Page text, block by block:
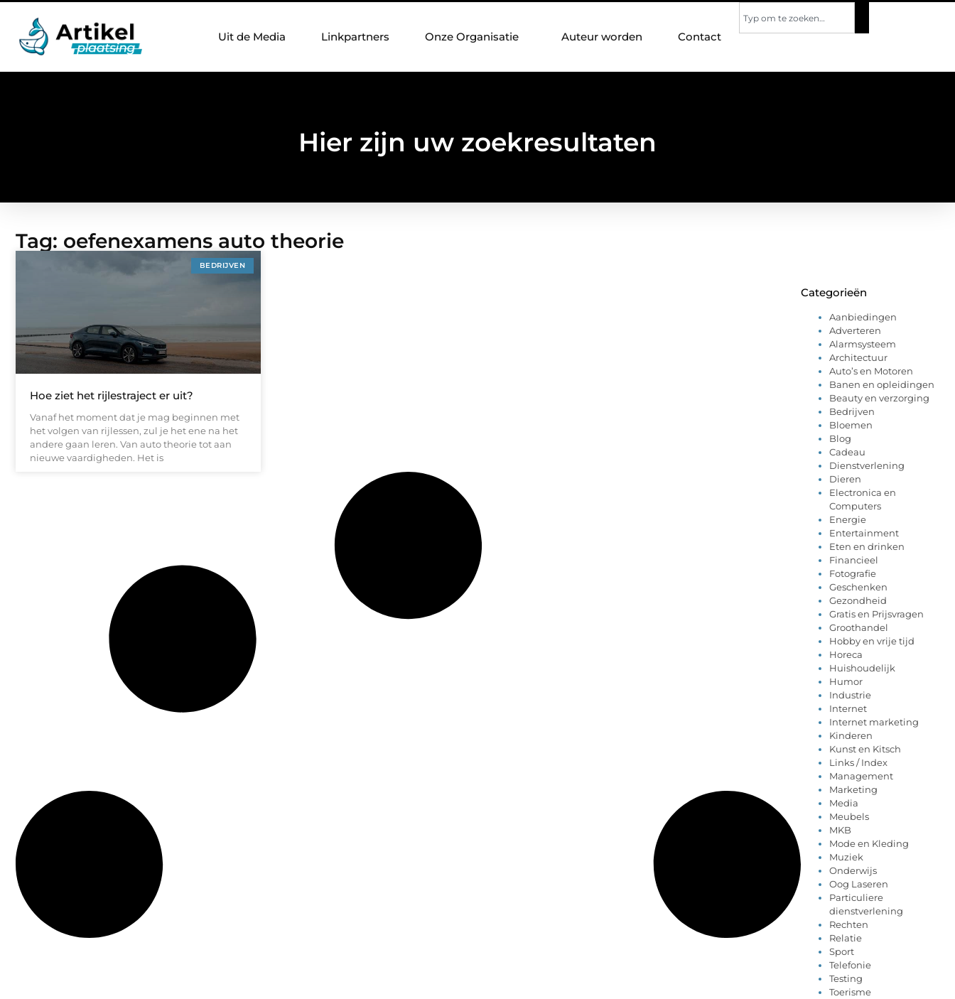
Uit de Media Linkpartners Onze Organisatie Auteur worden Contact
Hier zijn uw zoekresultaten
Tag: oefenexamens auto theorie
BEDRIJVEN
Hoe ziet het rijlestraject er uit?
Vanaf het moment dat je mag beginnen met
het volgen van rijlessen, zul je het ene na het
andere gaan leren. Van auto theorie tot aan
nieuwe vaardigheden. Het is
Categorieën
Aanbiedingen
Adverteren
Alarmsysteem
Architectuur
Auto’s en Motoren
Banen en opleidingen
Beauty en verzorging
Bedrijven
Bloemen
Blog
Cadeau
Dienstverlening
Dieren
Electronica en
Computers
Energie
Entertainment
Eten en drinken
Financieel
Fotografie
Geschenken
Gezondheid
Gratis en Prijsvragen
Groothandel
Hobby en vrije tijd
Horeca
Huishoudelijk
Humor
Industrie
Internet
Internet marketing
Kinderen
Kunst en Kitsch
Links / Index
Management
Marketing
Media
Meubels
MKB
Mode en Kleding
Muziek
Onderwijs
Oog Laseren
Particuliere
dienstverlening
Rechten
Relatie
Sport
Telefonie
Testing
Toerisme